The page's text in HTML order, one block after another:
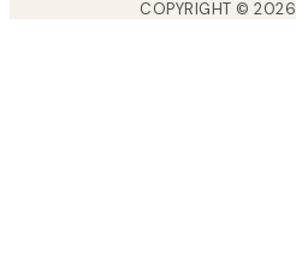
COPYRIGHT ©2026